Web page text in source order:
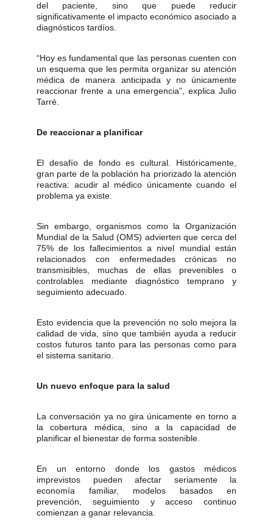
del paciente, sino que puede reducir
significativamente el impacto económico asociado a
diagnósticos tardíos.
“Hoy es fundamental que las personas cuenten con
un esquema que les permita organizar su atención
médica de manera anticipada y no únicamente
reaccionar frente a una emergencia”, explica Julio
Tarré.
De reaccionar a planificar
El desafío de fondo es cultural. Históricamente,
gran parte de la población ha priorizado la atención
reactiva: acudir al médico únicamente cuando el
problema ya existe.
Sin embargo, organismos como la Organización
Mundial de la Salud (OMS) advierten que cerca del
75% de los fallecimientos a nivel mundial están
relacionados con enfermedades crónicas no
transmisibles, muchas de ellas prevenibles o
controlables mediante diagnóstico temprano y
seguimiento adecuado.
Esto evidencia que la prevención no solo mejora la
calidad de vida, sino que también ayuda a reducir
costos futuros tanto para las personas como para
el sistema sanitario.
Un nuevo enfoque para la salud
La conversación ya no gira únicamente en torno a
la cobertura médica, sino a la capacidad de
planificar el bienestar de forma sostenible.
En un entorno donde los gastos médicos
imprevistos pueden afectar seriamente la
economía familiar, modelos basados en
prevención, seguimiento y acceso continuo
comienzan a ganar relevancia.